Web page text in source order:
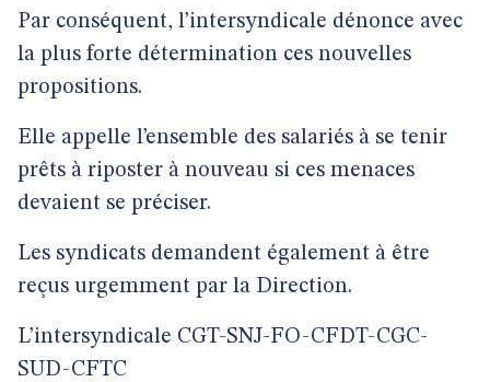
Par conséquent, l’intersyndicale dénonce avec
la plus forte détermination ces nouvelles
propositions.
Elle appelle l’ensemble des salariés à se tenir
prêts à riposter à nouveau si ces menaces
devaient se préciser.
Les syndicats demandent également à être
reçus urgemment par la Direction.
L’intersyndicale CGT-SNJ-FO-CFDT-CGC-
SUD-CFTC